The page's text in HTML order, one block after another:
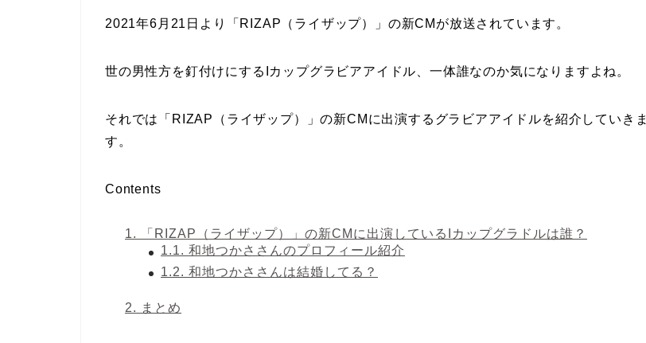
2021年6月21日より「RIZAP（ライザップ）」の新CMが放送されています。
世の男性方を釘付けにするIカップグラビアアイドル、一体誰なのか気になりますよね。
それでは「RIZAP（ライザップ）」の新CMに出演するグラビアアイドルを紹介していきま
す。
Contents
1.
「RIZAP（ライザップ）」の新CMに出演しているIカップグラドルは誰？
1.1. 和地つかささんのプロフィール紹介
1.2. 和地つかささんは結婚してる？
2. まとめ